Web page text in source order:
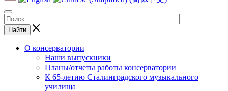
Найти
О консерватории
Наши выпускники
Планы/отчеты работы консерватории
К 65-летию Сталинградского музыкального
училища